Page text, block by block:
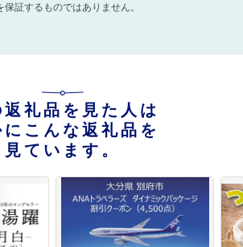
保証するものではありません。
返礼品を見た人は
にこんな返礼品を
見ています。